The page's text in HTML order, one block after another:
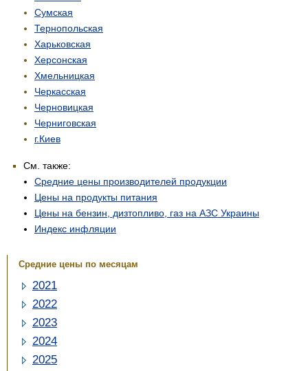
Сумская
Тернопольская
Харьковская
Херсонская
Хмельницкая
Черкасская
Черновицкая
Черниговская
г.Киев
См. также:
Средние цены производителей продукции
Цены на продукты питания
Цены на бензин, дизтопливо, газ на АЗС Украины
Индекс инфляции
Средние цены по месяцам
2021
2022
2023
2024
2025